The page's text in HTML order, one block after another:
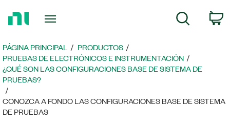
página
principal
Búsqueda
PÁGINA PRINCIPAL
PRODUCTOS
PRUEBAS DE ELECTRÓNICOS E INSTRUMENTACIÓN
¿QUÉ SON LAS CONFIGURACIONES BASE DE SISTEMA DE
PRUEBAS?
CONOZCA A FONDO LAS CONFIGURACIONES BASE DE SISTEMA
DE PRUEBAS